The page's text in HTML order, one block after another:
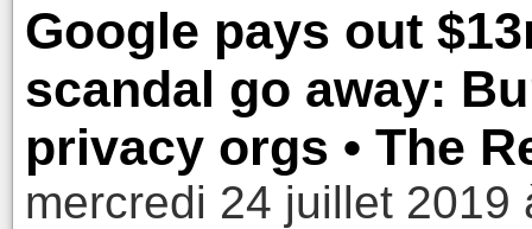
Google pays out
scandal go away:
privacy orgs • The
mercredi 24 juillet 2019